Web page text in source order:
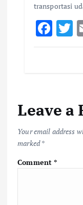
transportasi
F
ac
o
k
T
Leave a
Your email address
marked*
Comment*